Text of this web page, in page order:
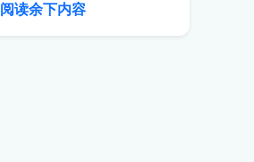
阅读余下内容